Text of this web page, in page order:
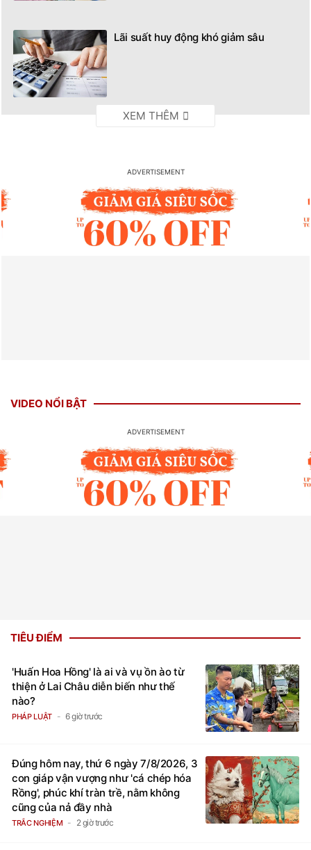
Lãi suất huy động khó giảm sâu
VIDEO NỔI BẬT
TIÊU ĐIỂM
'Huấn Hoa Hồng' là ai và vụ ồn ào từ
thiện ở Lai Châu diễn biến như thế
nào?
PHÁP LUẬT 6 giờ trước
Đúng hôm nay, thứ 6 ngày 7/8/2026, 3
con giáp vận vượng như 'cá chép hóa
Rồng', phúc khí tràn trề, nằm không
cũng của nả đầy nhà
TRẮC NGHIỆM 2 giờ trước